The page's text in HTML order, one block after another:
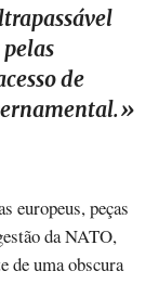
de
»
europeus, peças
da NATO,
de uma obscura